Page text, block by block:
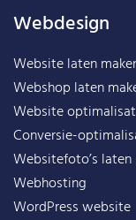
Webdesign
Website laten
Webshop laten
Website
Conversie-
Websitefoto’s laten
Webhosting
WordPress website